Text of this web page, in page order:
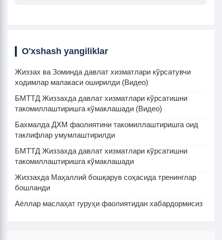
O'xshash yangiliklar
Жиззах ва Зоминда давлат хизматлари кўрсатувчи
ходимлар малакаси оширилди (Видео)
БМТТД Жиззахда давлат хизматлари кўрсатишни
такомиллаштиришга кўмаклашади (Видео)
Бахмалда ДХМ фаолиятини такомиллаштиришга оид
таклифлар умумлаштирилди
БМТТД Жиззахда давлат хизматлари кўрсатишни
такомиллаштиришга кўмаклашади
Жиззахда Маҳаллий бошқарув соҳасида тренинглар
бошланди
Аёллар маслаҳат гуруҳи фаолиятидан хабардормисиз